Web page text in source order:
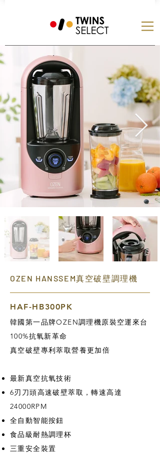
OZEN HANSSEM真空破壁調理機
HAF-HB300PK
韓國第一品牌OZEN調理機原裝空運來台
100%抗氧新革命
真空破壁專利萃取營養更加倍
最新真空抗氧技術
6刃刀頭高速破壁萃取，轉速高達
24000RPM
全自動智能按鈕
食品級耐熱調理杯
三重安全裝置